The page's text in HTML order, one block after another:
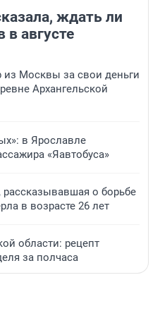
ждать ли
в августе
из Москвы за свои деньги
Архангельской
в Ярославле
«Яавтобуса»
рассказывавшая о борьбе
в возрасте 26 лет
области: рецепт
за полчаса